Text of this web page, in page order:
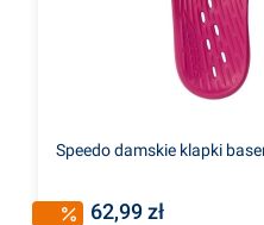
Speedo damskie klapki
62,99 zł